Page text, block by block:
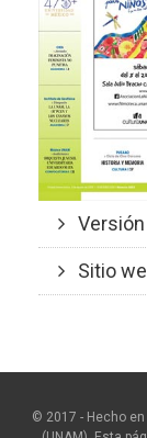
Versión
Sitio
© 2017 - Hecho